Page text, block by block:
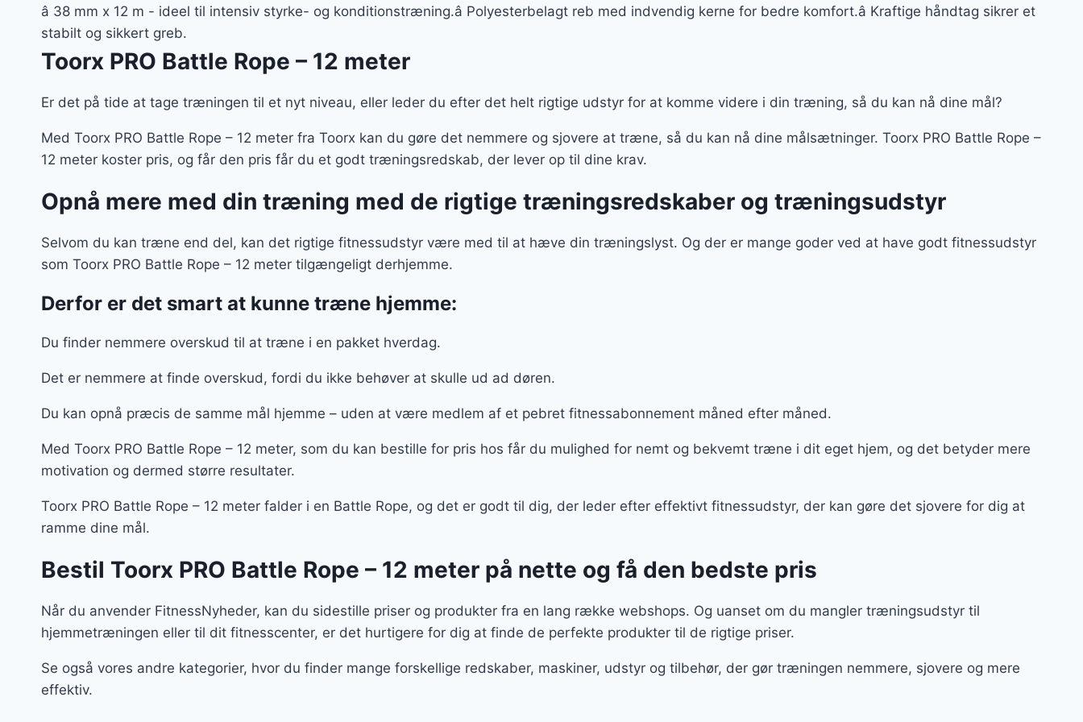
â 38 mm x 12 m - ideel til intensiv styrke- og konditionstræning.â Polyesterbelagt reb med indvendig kerne for bedre komfort.â Kraftige håndtag sikrer et
stabilt og sikkert greb.
Toorx PRO Battle Rope – 12 meter
Er det på tide at tage træningen til et nyt niveau, eller leder du efter det helt rigtige udstyr for at komme videre i din træning, så du kan nå dine mål?
Med Toorx PRO Battle Rope – 12 meter fra Toorx kan du gøre det nemmere og sjovere at træne, så du kan nå dine målsætninger. Toorx PRO Battle Rope –
12 meter koster pris, og får den pris får du et godt træningsredskab, der lever op til dine krav.
Opnå mere med din træning med de rigtige træningsredskaber og træningsudstyr
Selvom du kan træne end del, kan det rigtige fitnessudstyr være med til at hæve din træningslyst. Og der er mange goder ved at have godt fitnessudstyr
som Toorx PRO Battle Rope – 12 meter tilgængeligt derhjemme.
Derfor er det smart at kunne træne hjemme:
Du finder nemmere overskud til at træne i en pakket hverdag.
Det er nemmere at finde overskud, fordi du ikke behøver at skulle ud ad døren.
Du kan opnå præcis de samme mål hjemme – uden at være medlem af et pebret fitnessabonnement måned efter måned.
Med Toorx PRO Battle Rope – 12 meter, som du kan bestille for pris hos får du mulighed for nemt og bekvemt træne i dit eget hjem, og det betyder mere
motivation og dermed større resultater.
Toorx PRO Battle Rope – 12 meter falder i en Battle Rope, og det er godt til dig, der leder efter effektivt fitnessudstyr, der kan gøre det sjovere for dig at
ramme dine mål.
Bestil Toorx PRO Battle Rope – 12 meter på nette og få den bedste pris
Når du anvender FitnessNyheder, kan du sidestille priser og produkter fra en lang række webshops. Og uanset om du mangler træningsudstyr til
hjemmetræningen eller til dit fitnesscenter, er det hurtigere for dig at finde de perfekte produkter til de rigtige priser.
Se også vores andre kategorier, hvor du finder mange forskellige redskaber, maskiner, udstyr og tilbehør, der gør træningen nemmere, sjovere og mere
effektiv.